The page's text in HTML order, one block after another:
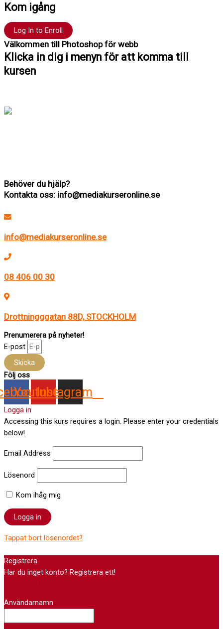
Kom igång
Log In to Enroll
Välkommen till Photoshop för webb
Klicka in dig i menyn för att komma till
kursen
Behöver du hjälp?
Kontakta oss: info@mediakurseronline.se
info@mediakurseronline.se
08 406 00 30
Drottningggatan 88D, STOCKHOLM
Prenumerera på nyheter!
E-post
Skicka
Följ oss
YoutubeInstagram
Logga in
Accessing this kurs requires a login. Please enter your credentials
below!
Email Address
Lösenord
Kom ihåg mig
Tappat bort lösenordet?
Registrera
Har du inget konto? Registrera ett!
Användarnamn